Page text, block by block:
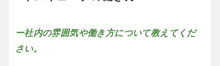
ー社内の雰囲気や働き方について教えてくだ
さい。